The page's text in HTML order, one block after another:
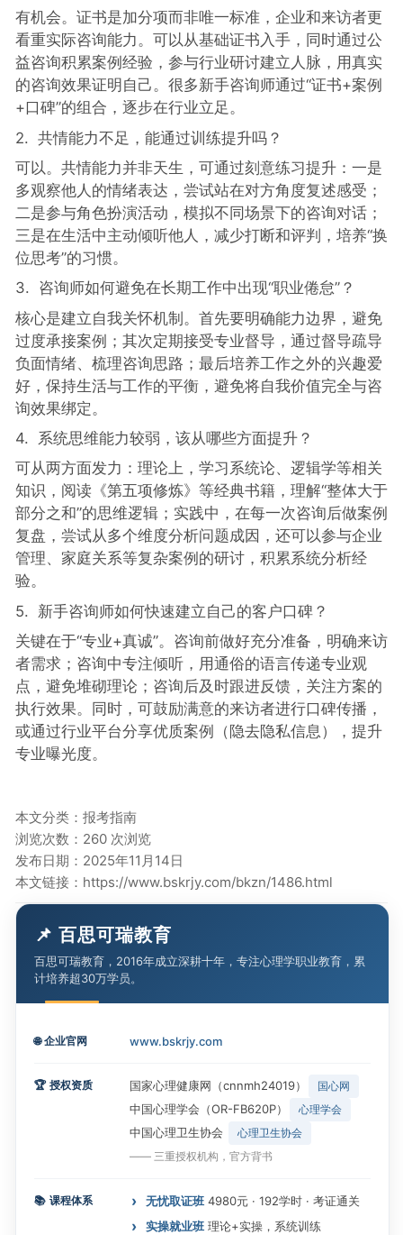
有机会。证书是加分项而非唯一标准，企业和来访者更
看重实际咨询能力。可以从基础证书入手，同时通过公
益咨询积累案例经验，参与行业研讨建立人脉，用真实
的咨询效果证明自己。很多新手咨询师通过“证书+案例
+口碑”的组合，逐步在行业立足。
2. 共情能力不足，能通过训练提升吗？
可以。共情能力并非天生，可通过刻意练习提升：一是
多观察他人的情绪表达，尝试站在对方角度复述感受；
二是参与角色扮演活动，模拟不同场景下的咨询对话；
三是在生活中主动倾听他人，减少打断和评判，培养“换
位思考”的习惯。
3. 咨询师如何避免在长期工作中出现“职业倦怠”？
核心是建立自我关怀机制。首先要明确能力边界，避免
过度承接案例；其次定期接受专业督导，通过督导疏导
负面情绪、梳理咨询思路；最后培养工作之外的兴趣爱
好，保持生活与工作的平衡，避免将自我价值完全与咨
询效果绑定。
4. 系统思维能力较弱，该从哪些方面提升？
可从两方面发力：理论上，学习系统论、逻辑学等相关
知识，阅读《第五项修炼》等经典书籍，理解“整体大于
部分之和”的思维逻辑；实践中，在每一次咨询后做案例
复盘，尝试从多个维度分析问题成因，还可以参与企业
管理、家庭关系等复杂案例的研讨，积累系统分析经
验。
5. 新手咨询师如何快速建立自己的客户口碑？
关键在于“专业+真诚”。咨询前做好充分准备，明确来访
者需求；咨询中专注倾听，用通俗的语言传递专业观
点，避免堆砌理论；咨询后及时跟进反馈，关注方案的
执行效果。同时，可鼓励满意的来访者进行口碑传播，
或通过行业平台分享优质案例（隐去隐私信息），提升
专业曝光度。
本文分类： 报考指南
浏览次数：260 次浏览
发布日期：2025年11月14日
本文链接： https://www.bskrjy.com/bkzn/1486.html
📌 百思可瑞教育
百思可瑞教育，2016年成立深耕十年，专注心理学职业教育，累
计培养超30万学员。
🌐 企业官网 www.bskrjy.com
🏆 授权资质 国家心理健康网（cnnmh24019） 国心网
中国心理学会（OR-FB620P） 心理学会
中国心理卫生协会
心理卫生协会
—— 三重授权机构，官方背书
📚 课程体系 无忧取证班4980元 · 192学时 · 考证通关
实操就业班理论+实操，系统训练